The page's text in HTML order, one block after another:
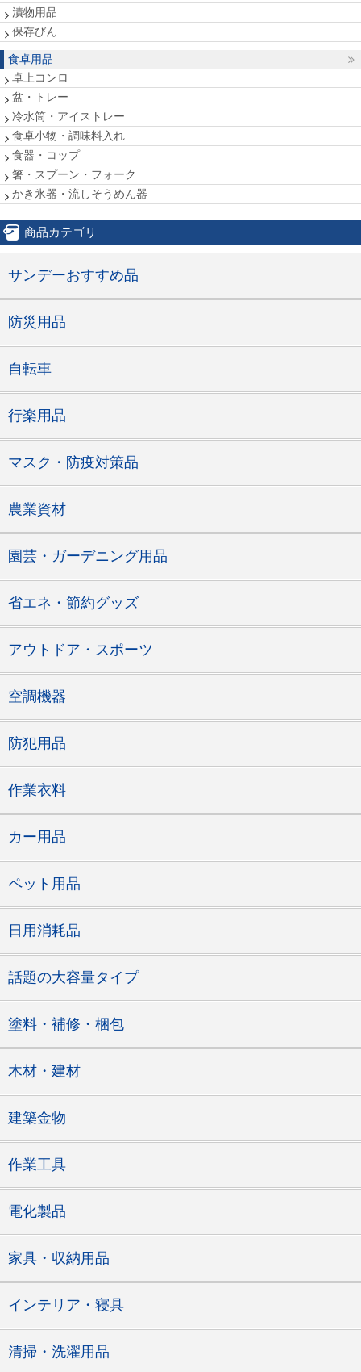
漬物用品
保存びん
食卓用品
卓上コンロ
盆・トレー
冷水筒・アイストレー
食卓小物・調味料入れ
食器・コップ
箸・スプーン・フォーク
かき氷器・流しそうめん器
商品カテゴリ
サンデーおすすめ品
防災用品
自転車
行楽用品
マスク・防疫対策品
農業資材
園芸・ガーデニング用品
省エネ・節約グッズ
アウトドア・スポーツ
空調機器
防犯用品
作業衣料
カー用品
ペット用品
日用消耗品
話題の大容量タイプ
塗料・補修・梱包
木材・建材
建築金物
作業工具
電化製品
家具・収納用品
インテリア・寝具
清掃・洗濯用品